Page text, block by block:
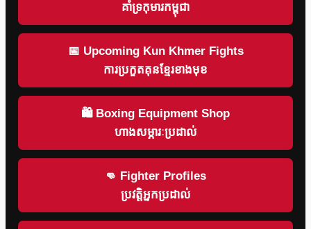
គាំទ្រកុមារកម្ពុជា
📅 Upcoming Kun Khmer Fights
ការប្រកួតគុនខ្មែរខាងមុខ
🛍 Boxing Equipment Shop
ហាងសម្ភារៈប្រដាល់
👊 Fighter Profiles
ប្រវត្តិអ្នកប្រដាល់